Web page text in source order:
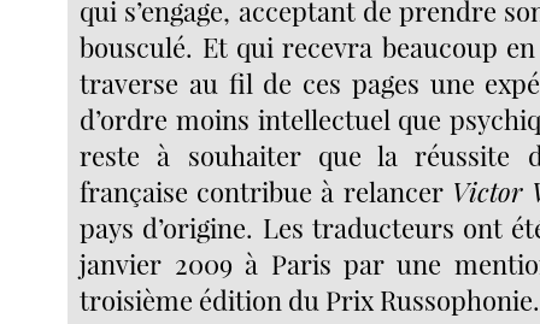
qui s’engage, acceptant de prendre
bousculé. Et qui recevra beaucoup
traverse au fil de ces pages une
d’ordre moins intellectuel que
reste à souhaiter que la réussite
française contribue à relancer Victor
pays d’origine. Les traducteurs ont
janvier 2009 à Paris par une
troisième édition du Prix Russophonie.